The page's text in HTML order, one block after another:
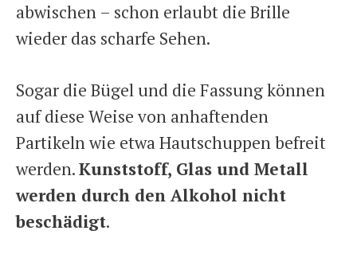
abwischen – schon erlaubt die Brille
wieder das scharfe Sehen.
Sogar die Bügel und die Fassung können
auf diese Weise von anhaftenden
Partikeln wie etwa Hautschuppen befreit
werden.Kunststoff, Glas und Metall
werden durch den Alkohol nicht
beschädigt.